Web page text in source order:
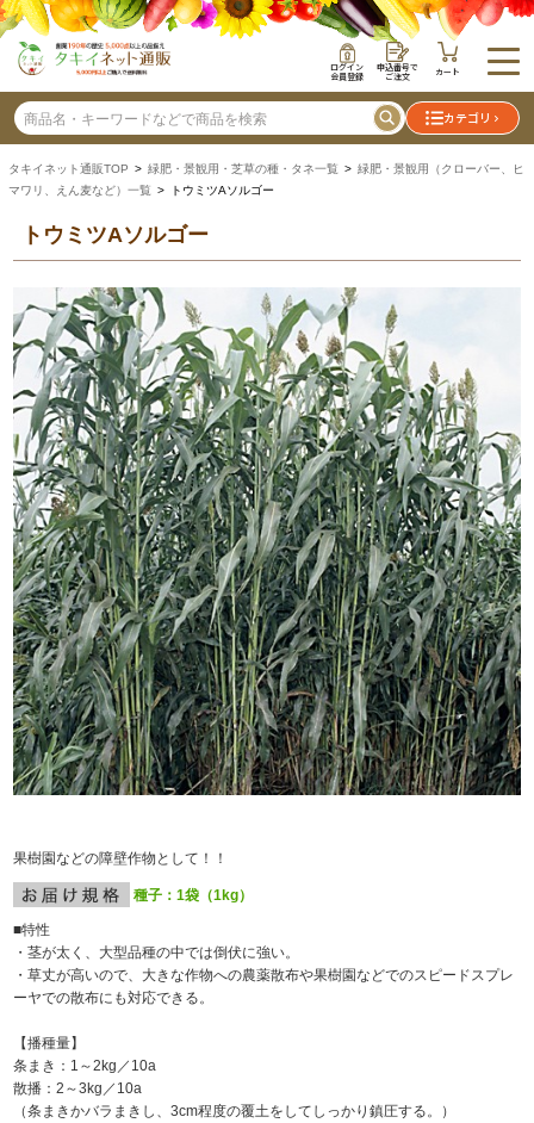
ログイン
会員登録
申込番号で
ご注文 カート
カテゴリ
タキイネット通販TOP > 緑肥・景観用・芝草の種・タネ一覧 > 緑肥・景観用（クローバー、ヒ
マワリ、えん麦など）一覧 > トウミツAソルゴー
トウミツAソルゴー
果樹園などの障壁作物として！！
種子：1袋（1kg）
■特性
・茎が太く、大型品種の中では倒伏に強い。
・草丈が高いので、大きな作物への農薬散布や果樹園などでのスピードスプレ
ーヤでの散布にも対応できる。
【播種量】
条まき：1～2kg／10a
散播：2～3kg／10a
（条まきかバラまきし、3cm程度の覆土をしてしっかり鎮圧する。）